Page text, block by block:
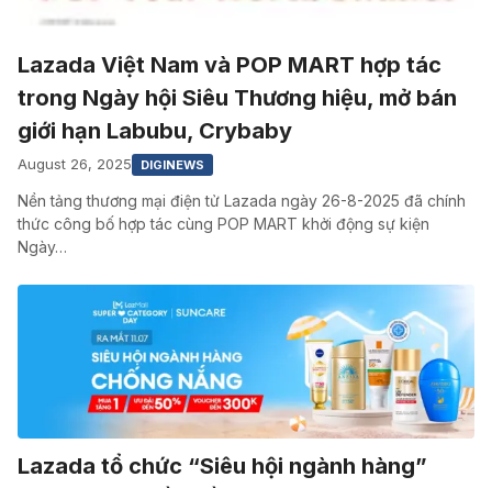
Lazada Việt Nam và POP MART hợp tác
trong Ngày hội Siêu Thương hiệu, mở bán
giới hạn Labubu, Crybaby
August 26, 2025 DIGINEWS
Nền tảng thương mại điện tử Lazada ngày 26-8-2025 đã chính
thức công bố hợp tác cùng POP MART khởi động sự kiện
Ngày…
Lazada tổ chức “Siêu hội ngành hàng”